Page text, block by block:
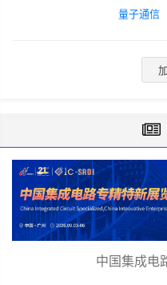
命、数
量子通信
中国集成电